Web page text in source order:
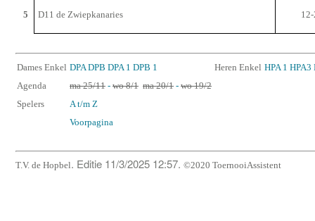
5 D11 de Zwiepkanaries
Dames Enkel DPA DPB DPA 1 DPB 1 Heren Enkel HPA 1 HPA3
Agenda
ma 25/11 - wo 8/1 ma 20/1 - wo 19/2
Spelers
A t/m Z
Voorpagina
T.V. de Hopbel. Editie 11/3/2025 12:57. ©2020 ToernooiAssistent